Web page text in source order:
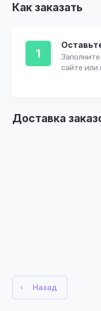
Как заказать
1
Заполните
сайте или
Доставка
Назад